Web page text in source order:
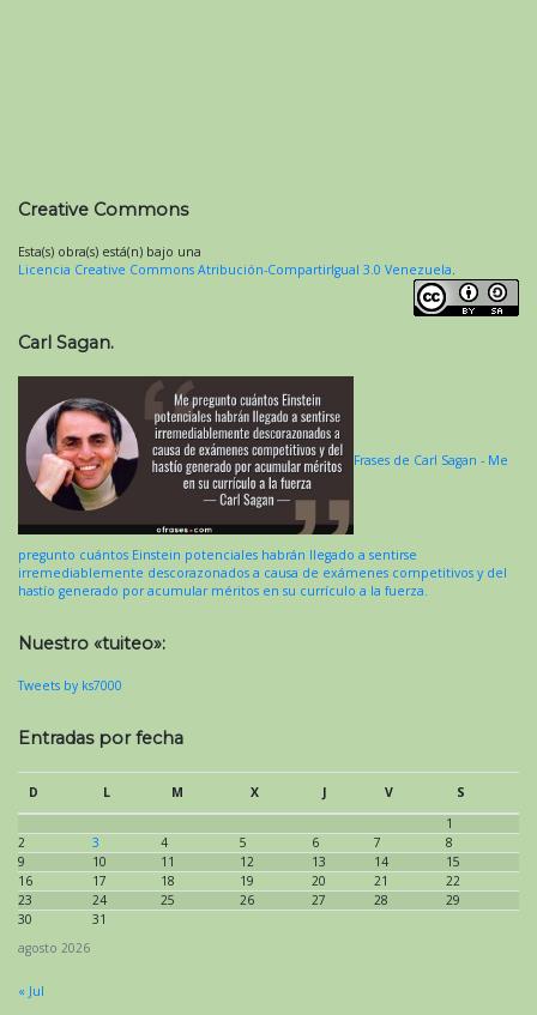
Creative Commons
Esta(s) obra(s) está(n) bajo una
Licencia Creative Commons Atribución-CompartirIgual 3.0 Venezuela.
Carl Sagan.
Frases de Carl Sagan - Me
pregunto cuántos Einstein potenciales habrán llegado a sentirse
irremediablemente descorazonados a causa de exámenes competitivos y del
hastío generado por acumular méritos en su currículo a la fuerza.
Nuestro «tuiteo»:
Tweets by ks7000
Entradas por fecha
agosto 2026
D L M X J V
S
1
2
3 4 5 6 7
8
9
10 11 12 13 14
15
16
17 18 19 20 21
22
23
24 25 26 27 28
29
30
31
« Jul